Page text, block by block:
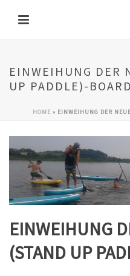
EINWEIHUNG DER
UP PADDLE)-
HOME » EINWEIHUNG DER
EINWEIHUNG
(STAND UP